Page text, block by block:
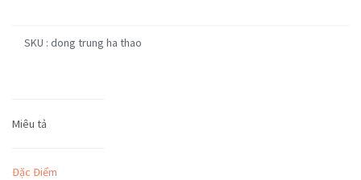
SKU : dong trung ha thao
Miêu tả
Đặc Điểm